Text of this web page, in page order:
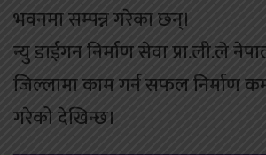
भवनमा सम्पन्न गरेका छन्।
न्यु डाईगन निर्माण सेवा प्रा.ली.ले
जिल्लामा काम गर्न सफल निर्माण
गरेको देखिन्छ।